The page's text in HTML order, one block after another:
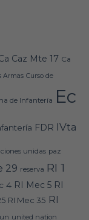
Caz Mte 17 Ca
Armas Curso de
de Infantería Ec
FDR IVta
unidas paz
29 reserva RI 1
4 RI Mec 5 RI
RI Mec 35 RI
un united nation